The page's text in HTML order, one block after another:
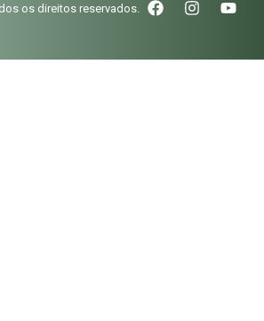
os direitos reservados.